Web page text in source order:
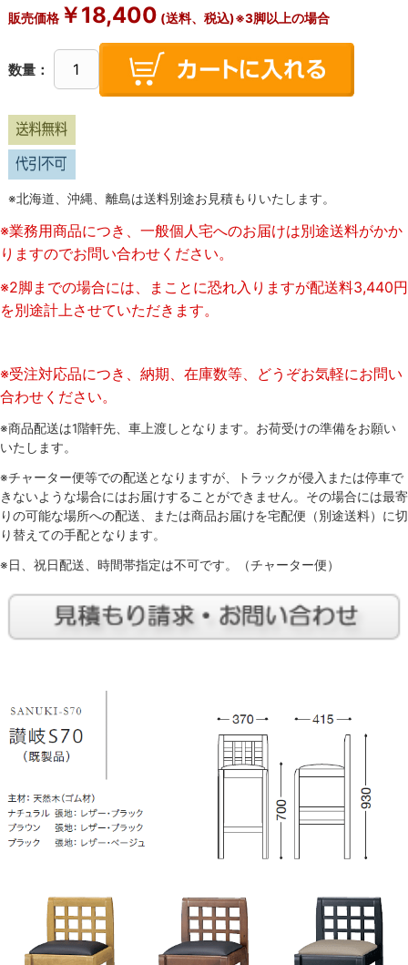
販売価格￥18,400 (送料、税込)※3脚以上の場合
数量：
※北海道、沖縄、離島は送料別途お見積もりいたします。
※業務用商品につき、一般個人宅へのお届けは別途送料がかか
りますのでお問い合わせください。
※2脚までの場合には、まことに恐れ入りますが配送料3,440円
を別途計上させていただきます。
※受注対応品につき、納期、在庫数等、どうぞお気軽にお問い
合わせください。
※商品配送は1階軒先、車上渡しとなります。お荷受けの準備をお願い
いたします。
※チャーター便等での配送となりますが、トラックが侵入または停車で
きないような場合にはお届けすることができません。その場合には最寄
りの可能な場所への配送、または商品お届けを宅配便（別途送料）に切
り替えての手配となります。
※日、祝日配送、時間帯指定は不可です。（チャーター便）